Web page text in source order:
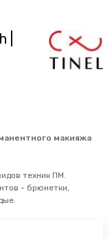
|
макияжа
техник ПМ.
- брюнетки,